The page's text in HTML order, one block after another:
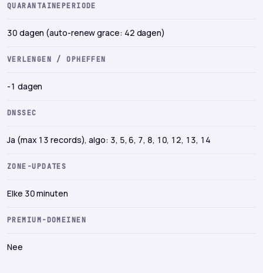
QUARANTAINEPERIODE
30 dagen (auto-renew grace: 42 dagen)
VERLENGEN / OPHEFFEN
-1 dagen
DNSSEC
Ja (max 13 records), algo: 3, 5, 6, 7, 8, 10, 12, 13, 14
ZONE-UPDATES
Elke 30 minuten
PREMIUM-DOMEINEN
Nee